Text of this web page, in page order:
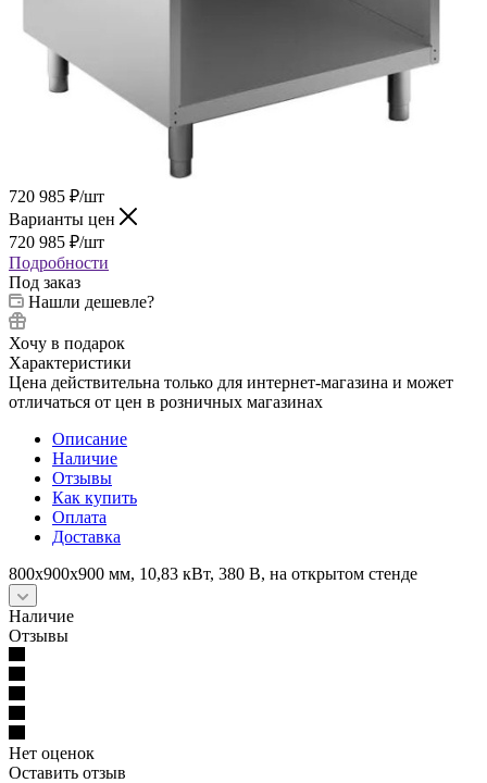
720 985 ₽/шт
Варианты цен
720 985 ₽/шт
Подробности
Под заказ
Нашли дешевле?
Хочу в подарок
Характеристики
Цена действительна только для интернет-магазина и может
отличаться от цен в розничных магазинах
Описание
Наличие
Отзывы
Как купить
Оплата
Доставка
800х900х900 мм, 10,83 кВт, 380 В, на открытом стенде
Наличие
Отзывы
Нет оценок
Оставить отзыв